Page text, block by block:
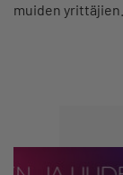
muiden yrittäjien…